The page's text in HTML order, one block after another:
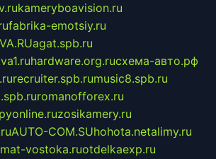
kameryboavision.ru
fabrika-emotsiy.ru
agat.spb.ru
hardware.org.ruсхема-авто.рф
recruiter.spb.rumusic8.spb.ru
romanofforex.ru
zosikamery.ru
AUTO-COM.SUhohota.netalimy.ru
vostoka.ruotdelkaexp.ru